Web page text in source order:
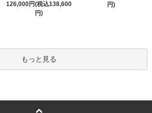
126,000円(税込138,600
円)
円)
もっと見る